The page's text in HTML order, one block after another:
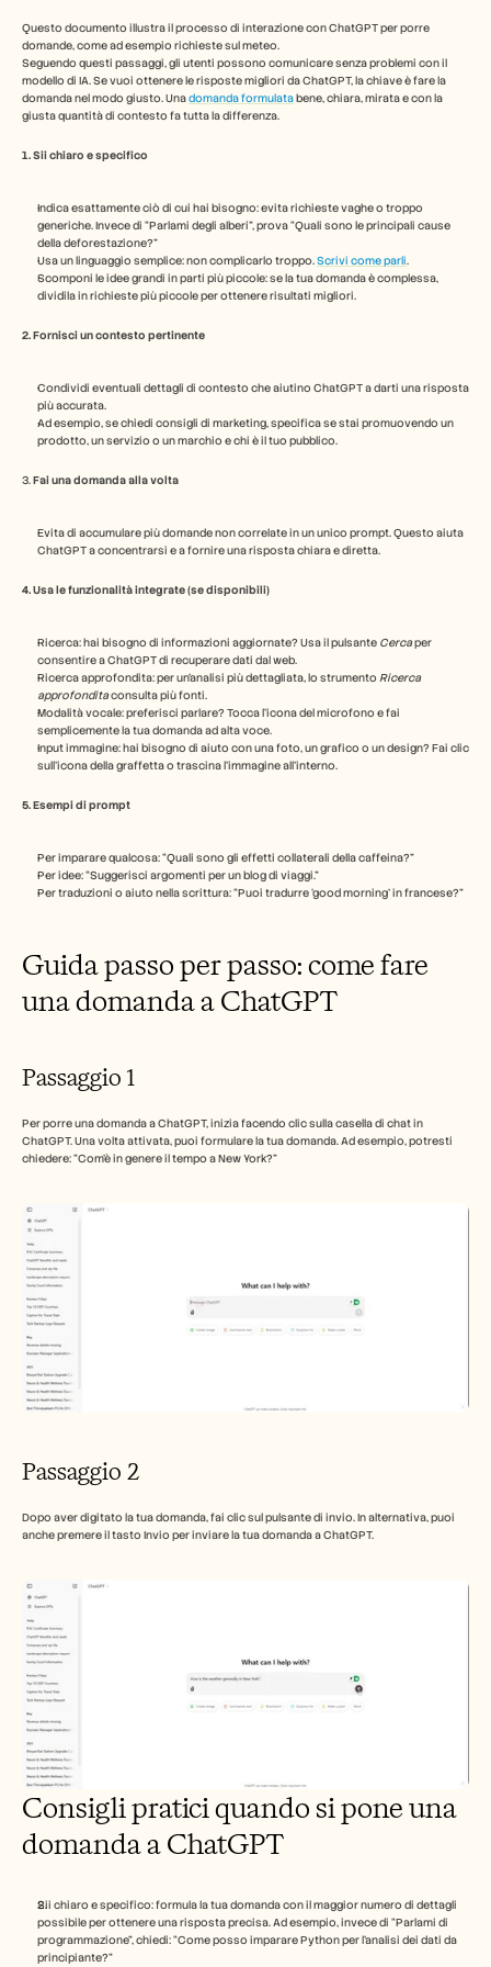
Questo documento illustra il processo di interazione con ChatGPT per porre
domande, come ad esempio richieste sul meteo.
Seguendo questi passaggi, gli utenti possono comunicare senza problemi con il
modello di IA. Se vuoi ottenere le risposte migliori da ChatGPT, la chiave è fare la
domanda nel modo giusto. Una domanda formulata bene, chiara, mirata e con la
giusta quantità di contesto fa tutta la differenza.
1. Sii chiaro e specifico
Indica esattamente ciò di cui hai bisogno: evita richieste vaghe o troppo
generiche. Invece di “Parlami degli alberi”, prova “Quali sono le principali cause
della deforestazione?”
Usa un linguaggio semplice: non complicarlo troppo. Scrivi come parli.
Scomponi le idee grandi in parti più piccole: se la tua domanda è complessa,
dividila in richieste più piccole per ottenere risultati migliori.
2. Fornisci un contesto pertinente
Condividi eventuali dettagli di contesto che aiutino ChatGPT a darti una risposta
più accurata.
Ad esempio, se chiedi consigli di marketing, specifica se stai promuovendo un
prodotto, un servizio o un marchio e chi è il tuo pubblico.
3. Fai una domanda alla volta
Evita di accumulare più domande non correlate in un unico prompt. Questo aiuta
ChatGPT a concentrarsi e a fornire una risposta chiara e diretta.
4. Usa le funzionalità integrate (se disponibili)
Ricerca: hai bisogno di informazioni aggiornate? Usa il pulsante Cerca per
consentire a ChatGPT di recuperare dati dal web.
Ricerca approfondita: per un'analisi più dettagliata, lo strumento Ricerca
approfondita consulta più fonti.
Modalità vocale: preferisci parlare? Tocca l'icona del microfono e fai
semplicemente la tua domanda ad alta voce.
Input immagine: hai bisogno di aiuto con una foto, un grafico o un design? Fai clic
sull'icona della graffetta o trascina l'immagine all'interno.
5. Esempi di prompt
Per imparare qualcosa: “Quali sono gli effetti collaterali della caffeina?”
Per idee: “Suggerisci argomenti per un blog di viaggi.”
Per traduzioni o aiuto nella scrittura: “Puoi tradurre ‘good morning’ in francese?”
Guida passo per passo: come fare
una domanda a ChatGPT
Passaggio 1
Per porre una domanda a ChatGPT, inizia facendo clic sulla casella di chat in
ChatGPT. Una volta attivata, puoi formulare la tua domanda. Ad esempio, potresti
chiedere: "Com'è in genere il tempo a New York?"
Passaggio 2
Dopo aver digitato la tua domanda, fai clic sul pulsante di invio. In alternativa, puoi
anche premere il tasto Invio per inviare la tua domanda a ChatGPT.
Consigli pratici quando si pone una
domanda a ChatGPT
Sii chiaro e specifico: formula la tua domanda con il maggior numero di dettagli
possibile per ottenere una risposta precisa. Ad esempio, invece di “Parlami di
programmazione”, chiedi: “Come posso imparare Python per l’analisi dei dati da
principiante?”
Storie dei clienti
Centro assistenza
Free Tools
Domande frequenti
Annuncio
Programma Partner
CASI D'USO
Abilitazione alle vendite
Successo del cliente
Formazione
See more